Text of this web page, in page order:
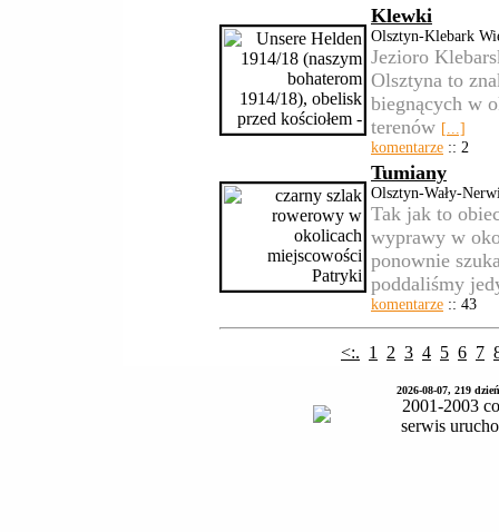
Klewki
Olsztyn-Klebark
Jezioro
Olsztyna to
biegnących w
terenów [...]
komentarze :: 2
Tumiany
Olsztyn-Wały-
Tak jak to
wyprawy w
ponownie
poddaliśmy
komentarze :: 43
<:. 1 2 3 4 5 6 7
2026-08-07, 219
2001-2003
serwis